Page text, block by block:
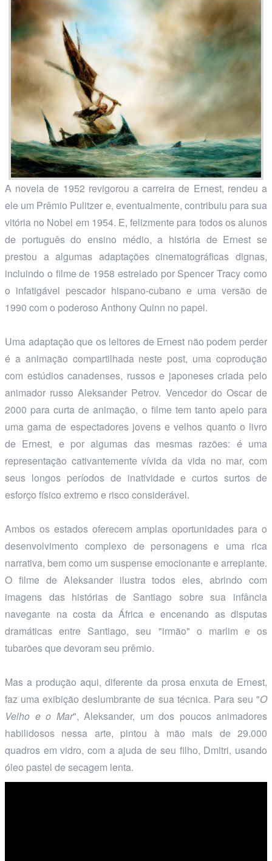
A novela de 1952 revigorou a carreira de Ernest, rendeu a
ele um Prêmio Pulitzer e, eventualmente, contribuiu para sua
vitória no Nobel em 1954. E, felizmente para todos os alunos
de português do ensino médio, a história de Ernest se
prestou a algumas adaptações cinematográficas dignas,
incluindo o filme de 1958 estrelado por Spencer Tracy como
o infatigável pescador hispano-cubano e uma versão de
1990 com o poderoso Anthony Quinn no papel.
Uma adaptação que os leitores de Ernest não podem perder
é a animação compartilhada neste post, uma coprodução
com estúdios canadenses, russos e japoneses criada pelo
animador russo Aleksander Petrov. Vencedor do Oscar de
2000 para curta de animação, o filme tem tanto apelo para
uma gama de espectadores jovens e velhos quanto o livro
de Ernest, e por algumas das mesmas razões: é uma
representação cativantemente vívida da vida no mar, com
seus longos períodos de inatividade e curtos surtos de
esforço físico extremo e risco considerável.
Ambos os estados oferecem amplas oportunidades para o
desenvolvimento complexo de personagens e uma rica
narrativa, bem como um suspense emocionante e arrepiante.
O filme de Aleksander ilustra todos eles, abrindo com
imagens das histórias de Santiago sobre sua infância
navegante na costa da África e encenando as disputas
dramáticas entre Santiago, seu "irmão" o marlim e os
tubarões que devoram seu prêmio.
Mas a produção aqui, diferente da prosa enxuta de Ernest,
faz uma exibição deslumbrante de sua técnica. Para seu "O
Velho e o Mar", Aleksander, um dos poucos animadores
habilidosos nessa arte, pintou à mão mais de 29.000
quadros em vidro, com a ajuda de seu filho, Dmitri, usando
óleo pastel de secagem lenta.